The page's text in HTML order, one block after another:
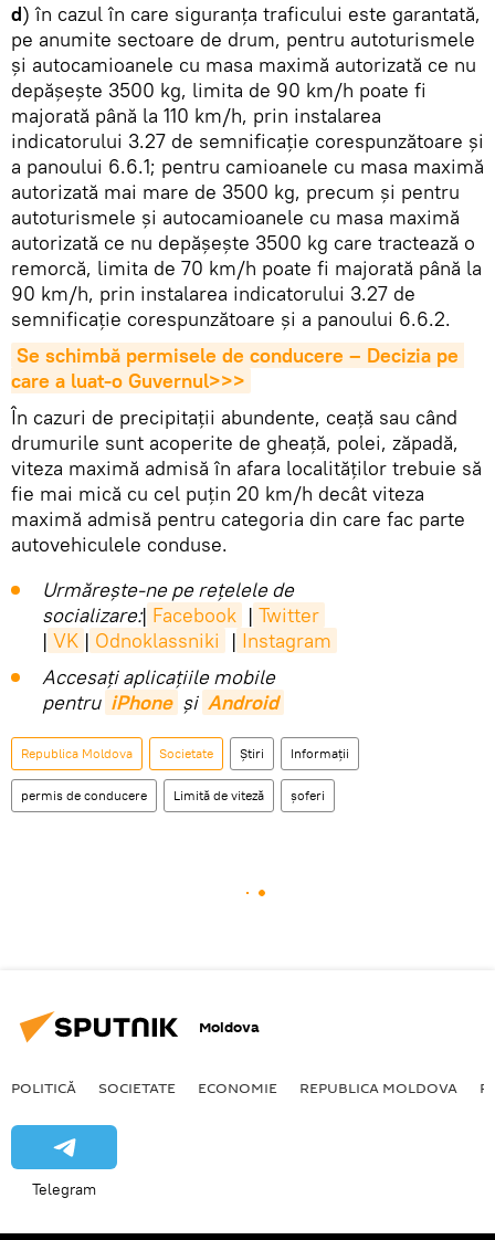
d) în cazul în care siguranţa traficului este garantată,
pe anumite sectoare de drum, pentru autoturismele
și autocamioanele cu masa maximă autorizată ce nu
depășește 3500 kg, limita de 90 km/h poate fi
majorată până la 110 km/h, prin instalarea
indicatorului 3.27 de semnificaţie corespunzătoare și
a panoului 6.6.1; pentru camioanele cu masa maximă
autorizată mai mare de 3500 kg, precum și pentru
autoturismele și autocamioanele cu masa maximă
autorizată ce nu depășește 3500 kg care tractează o
remorcă, limita de 70 km/h poate fi majorată până la
90 km/h, prin instalarea indicatorului 3.27 de
semnificaţie corespunzătoare și a panoului 6.6.2.
Se schimbă permisele de conducere – Decizia pe
care a luat-o Guvernul>>>
În cazuri de precipitaţii abundente, ceaţă sau când
drumurile sunt acoperite de gheaţă, polei, zăpadă,
viteza maximă admisă în afara localităţilor trebuie să
fie mai mică cu cel puţin 20 km/h decât viteza
maximă admisă pentru categoria din care fac parte
autovehiculele conduse.
Urmărește-ne pe rețelele de
socializare:| Facebook | Twitter
| VK | Odnoklassniki | Instagram
Accesaţi aplicaţiile mobile
pentru iPhone și Android
Republica Moldova Societate Știri Informații
permis de conducere Limită de viteză șoferi
Moldova
POLITICĂ SOCIETATE ECONOMIE REPUBLICA MOLDOVA
Telegram